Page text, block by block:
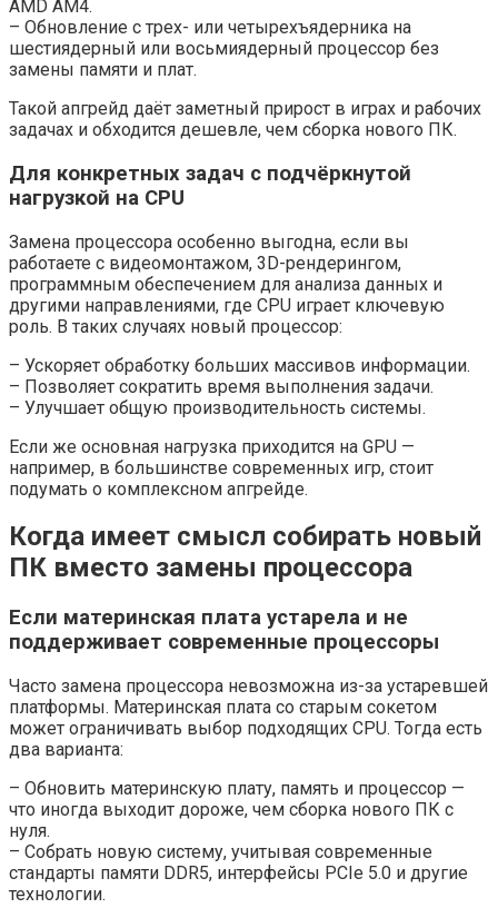
AMD AM4.
– Обновление с трех- или четырехъядерника на
шестиядерный или восьмиядерный процессор без
замены памяти и плат.
Такой апгрейд даёт заметный прирост в играх и рабочих
задачах и обходится дешевле, чем сборка нового ПК.
Для конкретных задач с подчёркнутой
нагрузкой на CPU
Замена процессора особенно выгодна, если вы
работаете с видеомонтажом, 3D-рендерингом,
программным обеспечением для анализа данных и
другими направлениями, где CPU играет ключевую
роль. В таких случаях новый процессор:
– Ускоряет обработку больших массивов информации.
– Позволяет сократить время выполнения задачи.
– Улучшает общую производительность системы.
Если же основная нагрузка приходится на GPU —
например, в большинстве современных игр, стоит
подумать о комплексном апгрейде.
Когда имеет смысл собирать новый
ПК вместо замены процессора
Если материнская плата устарела и не
поддерживает современные процессоры
Часто замена процессора невозможна из-за устаревшей
платформы. Материнская плата со старым сокетом
может ограничивать выбор подходящих CPU. Тогда есть
два варианта:
– Обновить материнскую плату, память и процессор —
что иногда выходит дороже, чем сборка нового ПК с
нуля.
– Собрать новую систему, учитывая современные
стандарты памяти DDR5, интерфейсы PCIe 5.0 и другие
технологии.